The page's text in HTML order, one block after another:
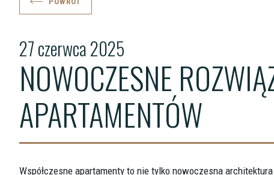
NOWOCZESNE
APARTAMENTÓW
27 czerwca 2025
Współczesne apartamenty to nie tylko nowoczesna